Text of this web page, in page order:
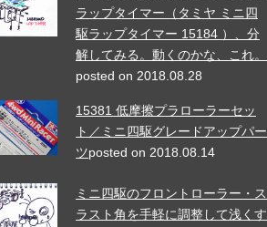
ラップタイマー（タミヤ ミニ四
駆ラップタイマー 15184 ）、分
解してみる。動くのかな、これ。
posted on 2018.08.28
15381 低摩擦プラローラーセッ
ト／ミニ四駆グレードアップパー
ツposted on 2018.08.14
ミニ四駆のフロントローラー・ス
ラスト角を手軽に調整して浅くす